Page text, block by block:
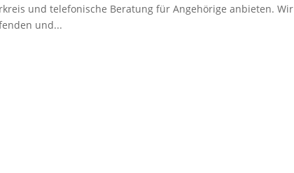
und telefonische Beratung für Angehörige anbieten. Wir
und...